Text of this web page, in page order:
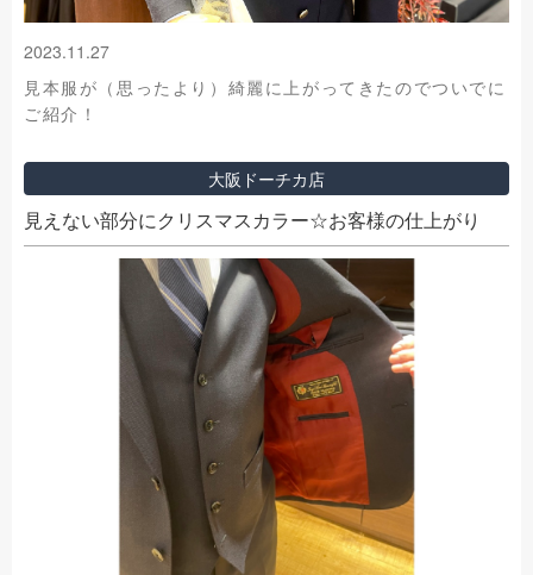
2023.11.27
見本服が（思ったより）綺麗に上がってきたのでついでに
ご紹介！
大阪ドーチカ店
見えない部分にクリスマスカラー☆お客様の仕上がり